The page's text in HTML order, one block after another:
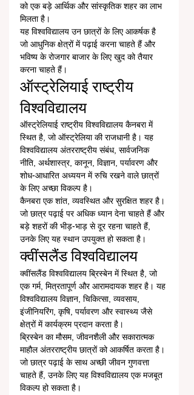
को एक बड़े आर्थिक और सांस्कृतिक शहर का लाभ
मिलता है।
यह विश्वविद्यालय उन छात्रों के लिए आकर्षक है
जो आधुनिक क्षेत्रों में पढ़ाई करना चाहते हैं और
भविष्य के रोजगार बाजार के लिए खुद को तैयार
करना चाहते हैं।
ऑस्ट्रेलियाई राष्ट्रीय
विश्वविद्यालय
ऑस्ट्रेलियाई राष्ट्रीय विश्वविद्यालय कैनबरा में
स्थित है, जो ऑस्ट्रेलिया की राजधानी है। यह
विश्वविद्यालय अंतरराष्ट्रीय संबंध, सार्वजनिक
नीति, अर्थशास्त्र, कानून, विज्ञान, पर्यावरण और
शोध-आधारित अध्ययन में रुचि रखने वाले छात्रों
के लिए अच्छा विकल्प है।
कैनबरा एक शांत, व्यवस्थित और सुरक्षित शहर है।
जो छात्र पढ़ाई पर अधिक ध्यान देना चाहते हैं और
बड़े शहरों की भीड़-भाड़ से दूर रहना चाहते हैं,
उनके लिए यह स्थान उपयुक्त हो सकता है।
क्वींसलैंड विश्वविद्यालय
क्वींसलैंड विश्वविद्यालय ब्रिस्बेन में स्थित है, जो
एक गर्म, मित्रतापूर्ण और आरामदायक शहर है। यह
विश्वविद्यालय विज्ञान, चिकित्सा, व्यवसाय,
इंजीनियरिंग, कृषि, पर्यावरण और स्वास्थ्य जैसे
क्षेत्रों में कार्यक्रम प्रदान करता है।
ब्रिस्बेन का मौसम, जीवनशैली और सकारात्मक
माहौल अंतरराष्ट्रीय छात्रों को आकर्षित करता है।
जो छात्र पढ़ाई के साथ अच्छी जीवन गुणवत्ता
चाहते हैं, उनके लिए यह विश्वविद्यालय एक मजबूत
विकल्प हो सकता है।